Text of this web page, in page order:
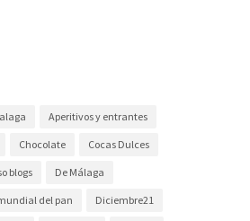
Aperitivos y entrantes
Chocolate Cocas Dulces
blogs De Málaga
del pan Diciembre21